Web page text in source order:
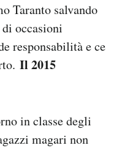
Taranto salvando
occasioni
responsabilità e ce
Il 2015
in classe degli
magari non